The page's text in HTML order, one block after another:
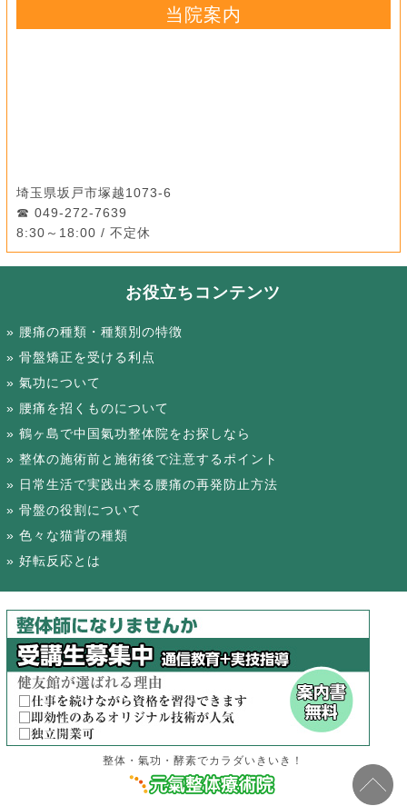
当院案内
埼玉県坂戸市塚越1073-6
049-272-7639
8:30～18:00 / 不定休
お役立ちコンテンツ
腰痛の種類・種類別の特徴
骨盤矯正を受ける利点
氣功について
腰痛を招くものについて
鶴ヶ島で中国氣功整体院をお探しなら
整体の施術前と施術後で注意するポイント
日常生活で実践出来る腰痛の再発防止方法
骨盤の役割について
色々な猫背の種類
好転反応とは
整体・氣功・酵素でカラダいきいき！